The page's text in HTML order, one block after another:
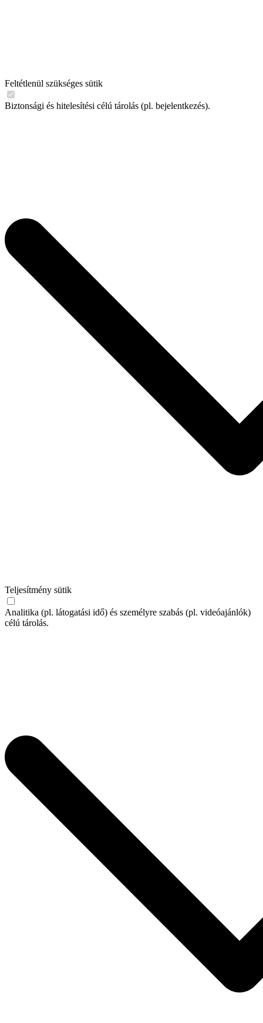
Feltétlenül szükséges sütik
Biztonsági és hitelesítési célú tárolás (pl. bejelentkezés).
Teljesítmény sütik
Analitika (pl. látogatási idő) és személyre szabás (pl. videóajánlók)
célú tárolás.